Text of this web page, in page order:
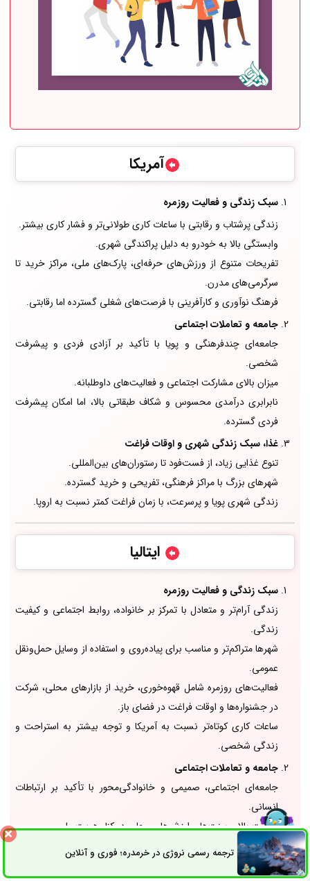
آمریکا
سبک زندگی و فعالیت روزمره
زندگی پرشتاب و رقابتی با ساعات کاری طولانی‌تر و فشار کاری بیشتر.
وابستگی بالا به خودرو به دلیل پراکندگی شهری.
تفریحات متنوع از ورزش‌های حرفه‌ای، پارک‌های ملی، مراکز خرید تا
سرگرمی‌های مدرن.
فرهنگ نوآوری و کارآفرینی با فرصت‌های شغلی گسترده اما رقابتی.
جامعه و تعاملات اجتماعی
جامعه‌ای چندفرهنگی و پویا با تأکید بر آزادی فردی و پیشرفت
شخصی.
میزان بالای مشارکت اجتماعی و فعالیت‌های داوطلبانه.
نابرابری درآمدی محسوس و شکاف طبقاتی بالا، اما امکان پیشرفت
فردی گسترده.
غذا، سبک زندگی شهری و اوقات فراغت
تنوع غذایی زیاد، از فست‌فود تا رستوران‌های بین‌المللی.
شهرهای بزرگ با مراکز فرهنگی، تفریحی و خرید گسترده.
زندگی شهری پویا و پرسرعت، با زمان فراغت کمتر نسبت به اروپا.
ایتالیا
سبک زندگی و فعالیت روزمره
زندگی آرام‌تر و متعادل با تمرکز بر خانواده، روابط اجتماعی و کیفیت
زندگی.
شهرها متراکم‌تر و مناسب برای پیاده‌روی و استفاده از وسایل حمل‌ونقل
عمومی.
فعالیت‌های روزمره شامل قهوه‌خوری، خرید از بازارهای محلی، شرکت
در جشنواره‌ها و اوقات فراغت در فضای باز.
ساعات کاری کوتاه‌تر نسبت به آمریکا و توجه بیشتر به استراحت و
زندگی شخصی.
جامعه و تعاملات اجتماعی
جامعه‌ای اجتماعی، صمیمی و خانوادگی‌محور با تأکید بر ارتباطات
انسانی.
اهمیت بالای سنت‌ها و ارزش‌های محلی در کنار هویت ملی.
برابری اجتماعی نسبی بیشتر از آمریکا، هرچند چالش‌هایی مانند
بیکاری جوانان وجود دارد.
ترجمه رسمی نروژی در خرمدره؛ فوری و آنلاینثبت سفارش راه های ارتباطی